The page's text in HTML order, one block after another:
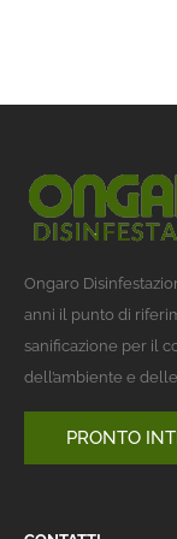
Ongaro
anni il punto di
sanificazione per il
dell’ambiente e
PRONTO